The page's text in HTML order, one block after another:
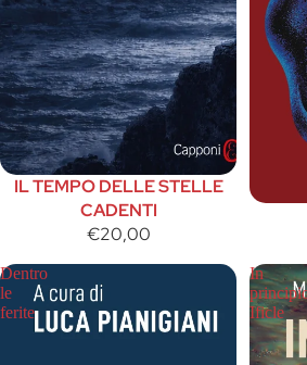
IL TEMPO DELLE STELLE
CADENTI
€20,00
Dentro
le
ferite
In
Ificle